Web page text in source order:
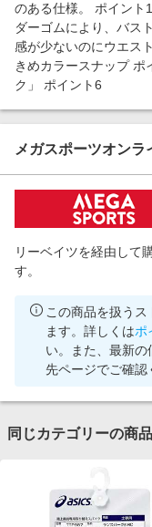
のある仕様。 ポイント
ダーゴムにより、バス
感が少ないのにウエス
きめカラースナップ ポ
ク」 ポイント6
メガスポーツオン
リーベイツを経由して
す。
この商品を扱う
ます。詳しくはポ
い。また、最新
先ページでご確認
同じカテゴリーの商品